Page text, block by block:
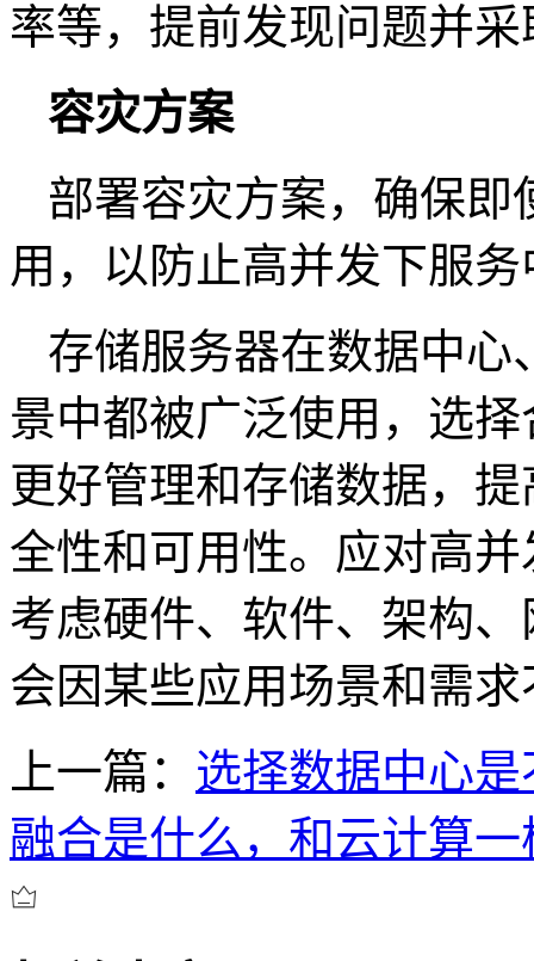
率等，提前发现问题并
容灾方案
部署容灾方案，确保
用，以防止高并发下服
存储服务器在数据中心
景中都被广泛使用，选
更好管理和存储数据，
全性和可用性。应对高
考虑硬件、软件、架构
会因某些应用场景和需
上一篇： 选择数据中心
融合是什么，和云计算一